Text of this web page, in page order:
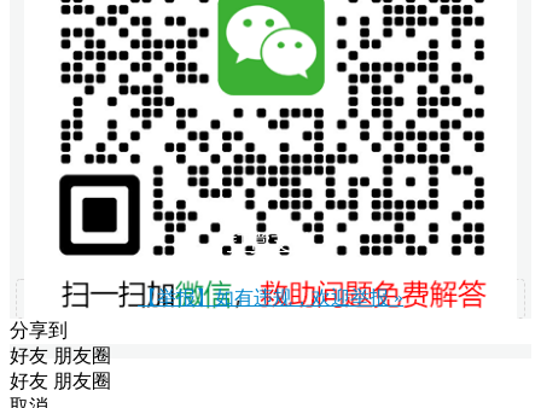
打赏支持
【举报】如有违规，欢迎举报 »
分享到
好友 朋友圈
好友 朋友圈